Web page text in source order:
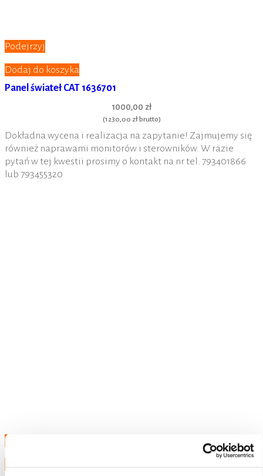
Podejrzyj
Dodaj do koszyka
Panel świateł CAT 1636701
1000,00 zł
(1230,00 złbrutto)
Dokładna wycena i realizacja na zapytanie! Zajmujemy się
również naprawami monitorów i sterowników. W razie
pytań w tej kwestii prosimy o kontakt na nr tel. 793401866
lub 793455320
Podejrzyj